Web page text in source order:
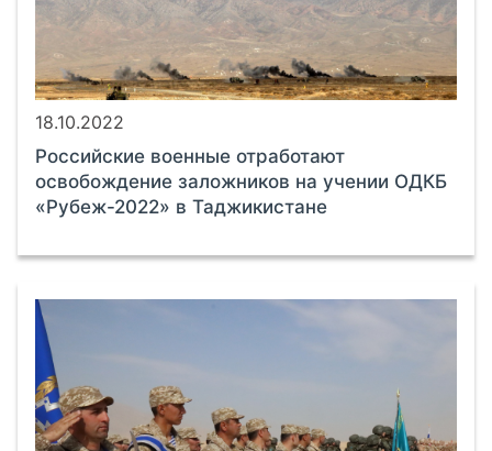
18.10.2022
Российские военные отработают
освобождение заложников на учении ОДКБ
«Рубеж-2022» в Таджикистане